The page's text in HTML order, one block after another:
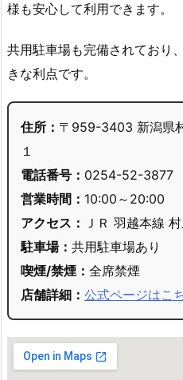
様も安心して利用できます。
共用駐車場も完備されており
きな利点です。
住所： 〒959-3403 新潟県
１
電話番号： 0254-52-3877
営業時間： 10:00～20:00
アクセス： ＪＲ 羽越本線
駐車場： 共用駐車場あり
喫煙/禁煙： 全席禁煙
店舗詳細： 公式ページはこ